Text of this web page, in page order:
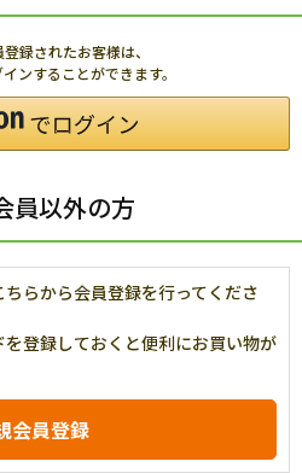
録されたお客様は、
ンすることができます。
員以外の方
らから会員登録を行ってくださ
登録しておくと便利にお買い物が